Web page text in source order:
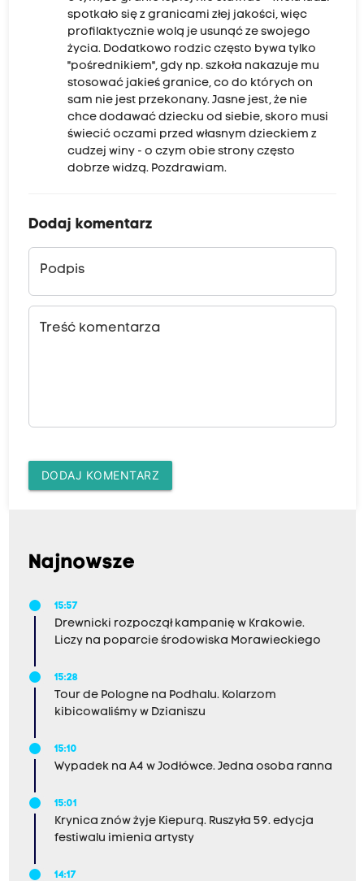
spotkało się z granicami złej jakości, więc
profilaktycznie wolą je usunąć ze swojego
życia. Dodatkowo rodzic często bywa tylko
"pośrednikiem", gdy np. szkoła nakazuje mu
stosować jakieś granice, co do których on
sam nie jest przekonany. Jasne jest, że nie
chce dodawać dziecku od siebie, skoro musi
świecić oczami przed własnym dzieckiem z
cudzej winy - o czym obie strony często
dobrze widzą. Pozdrawiam.
Dodaj komentarz
Podpis
Treść komentarza
DODAJ KOMENTARZ
Najnowsze
15:57
Drewnicki rozpoczął kampanię w Krakowie.
Liczy na poparcie środowiska Morawieckiego
15:28
Tour de Pologne na Podhalu. Kolarzom
kibicowaliśmy w Dzianiszu
15:10
Wypadek na A4 w Jodłówce. Jedna osoba ranna
15:01
Krynica znów żyje Kiepurą. Ruszyła 59. edycja
festiwalu imienia artysty
14:17